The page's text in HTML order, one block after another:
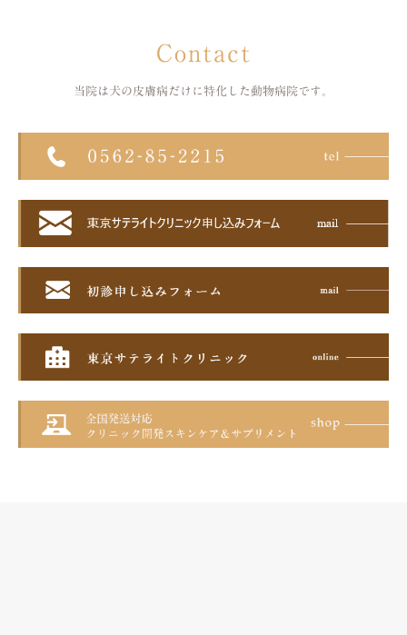
Contact
当院は犬の皮膚病だけに特化した 動物病院です。